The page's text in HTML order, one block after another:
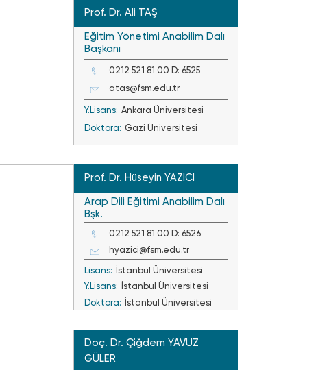
Prof. Dr. Ali TAŞ
Eğitim Yönetimi Anabilim Dalı
Başkanı
0212 521 81 00 D: 6525
atas@fsm.edu.tr
Y.Lisans: Ankara Üniversitesi
Doktora: Gazi Üniversitesi
Prof. Dr. Hüseyin YAZICI
Arap Dili Eğitimi Anabilim Dalı
Bşk.
0212 521 81 00 D: 6526
hyazici@fsm.edu.tr
Lisans: İstanbul Üniversitesi
Y.Lisans: İstanbul Üniversitesi
Doktora: İstanbul Üniversitesi
Doç. Dr. Çiğdem YAVUZ
GÜLER